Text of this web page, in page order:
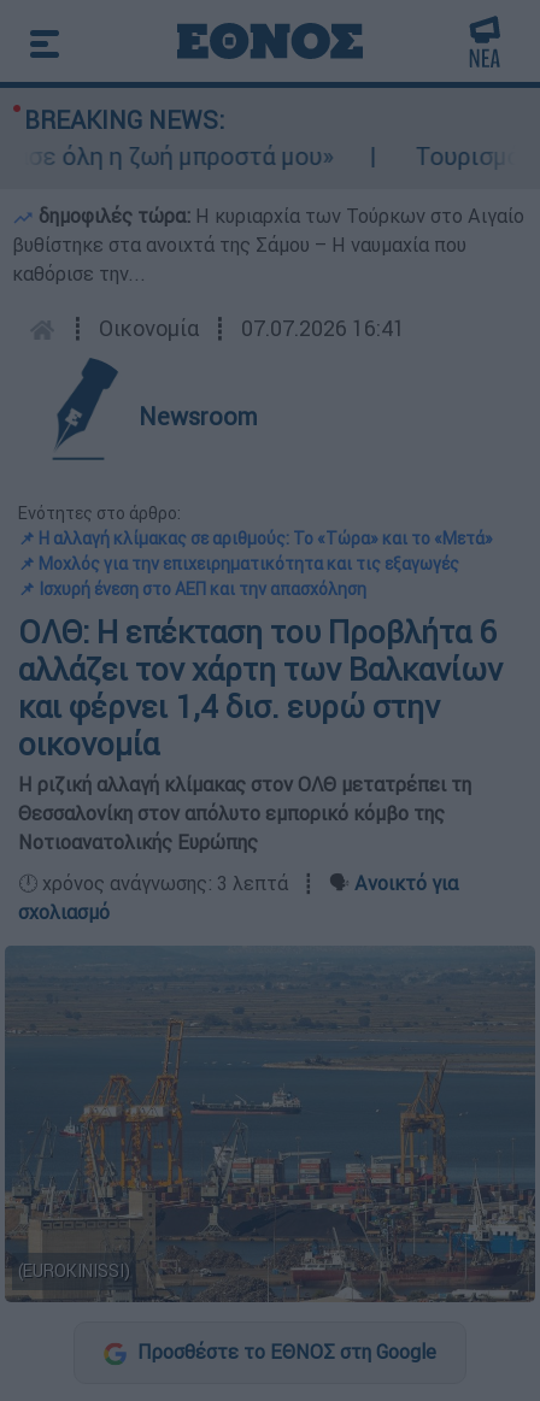
BREAKING NEWS:
η ζωή μπροστά μου»
Τουρισμός
δημοφιλές τώρα: Η κυριαρχία των Τούρκων στο Αιγαίο
βυθίστηκε στα ανοιχτά της Σάμου – Η ναυμαχία που
καθόρισε την...
┋ Οικονομία ┋ 07.07.2026 16:41
Newsroom
Ενότητες στο άρθρο:
📌 Η αλλαγή κλίμακας σε αριθμούς: Το «Τώρα» και το «Μετά»
📌 Μοχλός για την επιχειρηματικότητα και τις εξαγωγές
📌 Ισχυρή ένεση στο ΑΕΠ και την απασχόληση
ΟΛΘ: Η επέκταση του Προβλήτα 6
αλλάζει τον χάρτη των Βαλκανίων
και φέρνει 1,4 δισ. ευρώ στην
οικονομία
Η ριζική αλλαγή κλίμακας στον ΟΛΘ μετατρέπει τη
Θεσσαλονίκη στον απόλυτο εμπορικό κόμβο της
Νοτιοανατολικής Ευρώπης
🕛 χρόνος ανάγνωσης: 3 λεπτά ┋ 🗣️ Ανοικτό για
σχολιασμό
(EUROKINISSI)
Προσθέστε το ΕΘΝΟΣ στη Google